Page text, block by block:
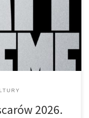
roli głównej opowiada
realiach lat 50. XX
2026.